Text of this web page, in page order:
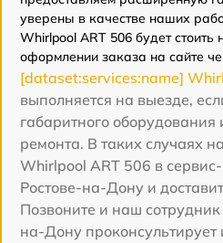
уверены в качестве наших
Whirlpool ART 506 будет
оформлении заказа на сайте
[dataset:services:name]
выполняется на выезде,
габаритного оборудования
ремонта. В таких случаях
Whirlpool ART 506 в
Ростове-на-Дону и
Позвоните и наш
на-Дону проконсультирует